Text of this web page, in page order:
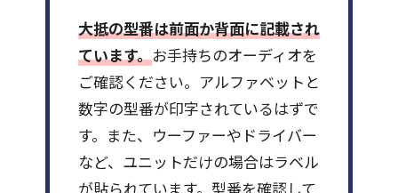
大抵の型番は前面か背面に記載され
ています。お手持ちのオーディオを
ご確認ください。アルファベットと
数字の型番が印字されているはずで
す。また、ウーファーやドライバー
など、ユニットだけの場合はラベル
が貼られています。型番を確認して